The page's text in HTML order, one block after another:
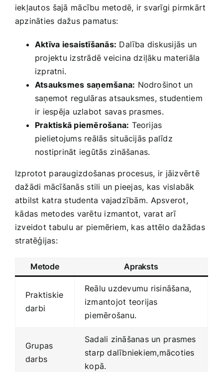
iekļautos⁤ šajā⁢ mācību metodē, ir svarīgi pirmkārt
apzināties dažus ‍pamatus: ⁤
Aktīva iesaistīšanās: Dalība diskusijās⁢ un
projektu izstrādē veicina dziļāku materiāla ​
izpratni.
Atsauksmes⁤ saņemšana: Nodrošinot un
saņemot‍ regulāras atsauksmes,⁣ studentiem
ir iespēja uzlabot savas prasmes.
Praktiskā piemērošana: Teorijas
pielietojums reālās situācijās palīdz
nostiprināt iegūtās⁢ zināšanas.
Izprotot ⁤paraugizdošanas procesus, ir ⁢jāizvērtē
dažādi mācīšanās ⁤stili un pieejas, kas vislabāk ​
atbilst katra studenta ‍vajadzībām.⁢ Apsverot,
⁣kādas metodes varētu izmantot, varat ‍arī
izveidot ⁢tabulu​ ar ‍piemēriem, kas attēlo dažādas ​
stratēģijas:
Metode Apraksts
Praktiskie
darbi
Reālu uzdevumu​ risināšana,
izmantojot teorijas
⁣piemērošanu.
Grupas
darbs
Sadali ‌zināšanas un⁤ prasmes
starp dalībniekiem,mācoties
⁤kopā.